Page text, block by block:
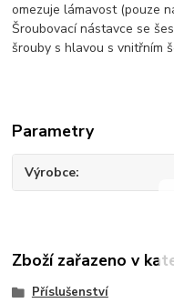
omezuje lámavost (pouze
Šroubovací nástavce se
šrouby s hlavou s vnitřním
Parametry
Výrobce
Zboží zařazeno v
Příslušenství